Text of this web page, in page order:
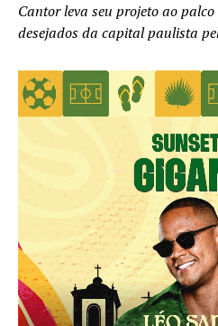
Cantor leva seu projeto ao
desejados da capital paulista